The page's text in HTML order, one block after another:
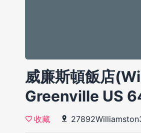
威廉斯頓飯店
Greenville US
收藏